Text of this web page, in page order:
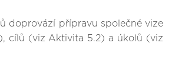
doprovází přípravu společné vize
cílů (viz Aktivita 5.2) a úkolů (viz